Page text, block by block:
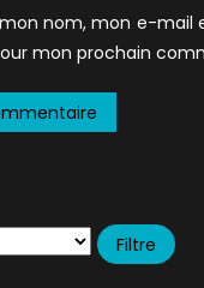
nom, mon e-mail
mon prochain